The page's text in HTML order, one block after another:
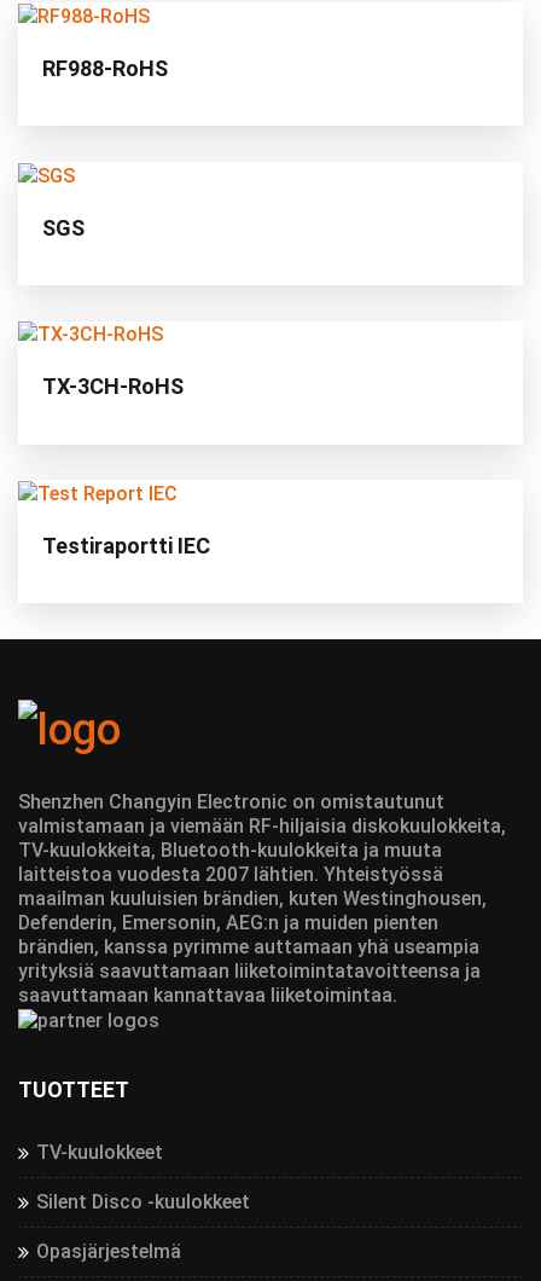
RF988-RoHS
SGS
TX-3CH-RoHS
Testiraportti IEC
Shenzhen Changyin Electronic on omistautunut
valmistamaan ja viemään RF-hiljaisia diskokuulokkeita,
TV-kuulokkeita, Bluetooth-kuulokkeita ja muuta
laitteistoa vuodesta 2007 lähtien. Yhteistyössä
maailman kuuluisien brändien, kuten Westinghousen,
Defenderin, Emersonin, AEG:n ja muiden pienten
brändien, kanssa pyrimme auttamaan yhä useampia
yrityksiä saavuttamaan liiketoimintatavoitteensa ja
saavuttamaan kannattavaa liiketoimintaa.
TUOTTEET
TV-kuulokkeet
Silent Disco -kuulokkeet
Opasjärjestelmä